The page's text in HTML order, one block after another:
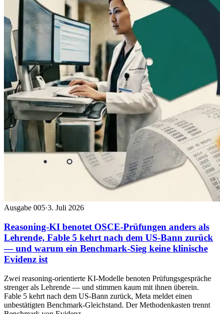
Ausgabe 005·3. Juli 2026
Reasoning-KI benotet OSCE-Prüfungen anders als
Lehrende, Fable 5 kehrt nach dem US-Bann zurück
— und warum ein Benchmark-Sieg keine klinische
Evidenz ist
Zwei reasoning-orientierte KI-Modelle benoten Prüfungsgespräche
strenger als Lehrende — und stimmen kaum mit ihnen überein.
Fable 5 kehrt nach dem US-Bann zurück, Meta meldet einen
unbestätigten Benchmark-Gleichstand. Der Methodenkasten trennt